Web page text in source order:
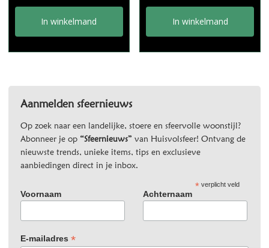
In winkelmand In winkelmand
Aanmelden sfeernieuws
Op zoek naar een landelijke, stoere en sfeervolle woonstijl?
Abonneer je op “Sfeernieuws” van Huisvolsfeer! Ontvang de
nieuwste trends, unieke items, tips en exclusieve
aanbiedingen direct in je inbox.
*verplicht veld
Voornaam Achternaam
E-mailadres *